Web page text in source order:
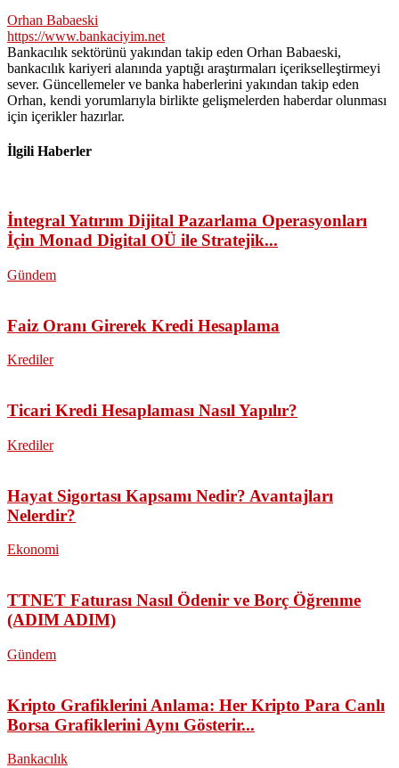
Orhan Babaeski
https://www.bankaciyim.net
Bankacılık sektörünü yakından takip eden Orhan Babaeski,
bankacılık kariyeri alanında yaptığı araştırmaları içerikselleştirmeyi
sever. Güncellemeler ve banka haberlerini yakından takip eden
Orhan, kendi yorumlarıyla birlikte gelişmelerden haberdar olunması
için içerikler hazırlar.
İlgili Haberler
İntegral Yatırım Dijital Pazarlama Operasyonları
İçin Monad Digital OÜ ile Stratejik...
Gündem
Faiz Oranı Girerek Kredi Hesaplama
Krediler
Ticari Kredi Hesaplaması Nasıl Yapılır?
Krediler
Hayat Sigortası Kapsamı Nedir? Avantajları
Nelerdir?
Ekonomi
TTNET Faturası Nasıl Ödenir ve Borç Öğrenme
(ADIM ADIM)
Gündem
Kripto Grafiklerini Anlama: Her Kripto Para Canlı
Borsa Grafiklerini Aynı Gösterir...
Bankacılık